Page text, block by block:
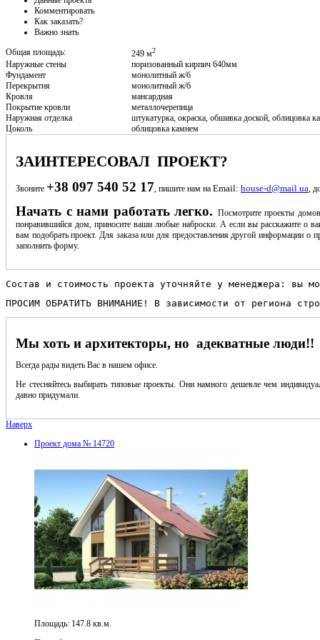
Комментировать
Как заказать?
Важно знать
Общая площадь:
249 м2
Наружные стены
поризованный кирпич 640мм
Фундамент
монолитный ж/б
Перекрытия
монолитный ж/б
Кровля
мансардная
Покрытие кровли
металлочерепица
Наружная отделка
штукатурка, окраска, обшивка доской, облицовка
Цоколь
облицовка камнем
ЗАИНТЕРЕСОВАЛ ПРОЕКТ?
Звоните +38 097 540 52 17 , пишите нам на Email: house-d@mail.ua ,
Начать с нами работать легко. Посмотрите проекты
понравившийся дом, приносите ваши любые наброски. А если вы расскажите о
вам подобрать проект. Для заказа или для предоставления другой информации о
заполнить форму.
Состав и стоимость проекта уточняйте у менеджера:
ПРОСИМ ОБРАТИТЬ ВНИМАНИЕ! В зависимости от региона
Мы хоть и архитекторы, но адекватные люди!!
Всегда рады видеть Вас в нашем офисе.
Не стесняйтесь выбирать типовые проекты. Они намного дешевле чем
давно придумали.
Наверх
Проект дома № 14720
Площадь: 147.8 кв.м.